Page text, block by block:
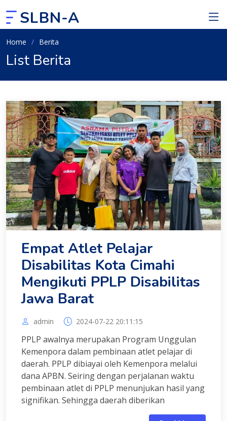
SLBN-A
Home Berita
List Berita
Empat Atlet Pelajar
Disabilitas Kota Cimahi
Mengikuti PPLP Disabilitas
Jawa Barat
admin 2024-07-22 20:11:15
PPLP awalnya merupakan Program Unggulan
Kemenpora dalam pembinaan atlet pelajar di
daerah. PPLP dibiayai oleh Kemenpora melalui
dana APBN. Seiring dengan perjalanan waktu
pembinaan atlet di PPLP menunjukan hasil yang
signifikan. Sehingga daerah diberikan